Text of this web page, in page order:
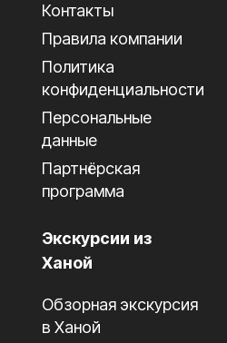
Контакты
Правила компании
Политика
конфиденциальности
Персональные
данные
Партнёрская
программа
Экскурсии из
Ханой
Обзорная экскурсия
в Ханой